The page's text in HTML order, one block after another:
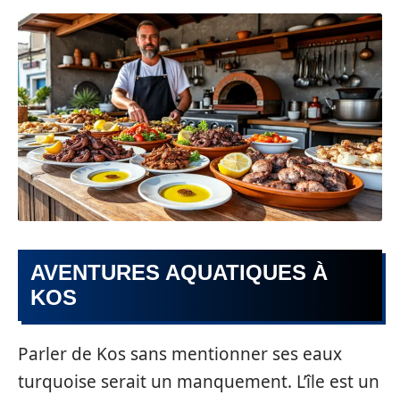
AVENTURES AQUATIQUES À
KOS
Parler de Kos sans mentionner ses eaux
turquoise serait un manquement. L’île est un